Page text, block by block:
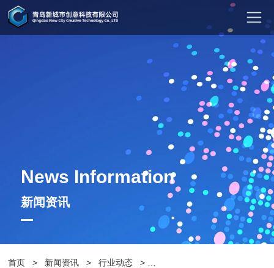
News Information
新闻资讯
首页 > 新闻资讯 > 行业动态 >